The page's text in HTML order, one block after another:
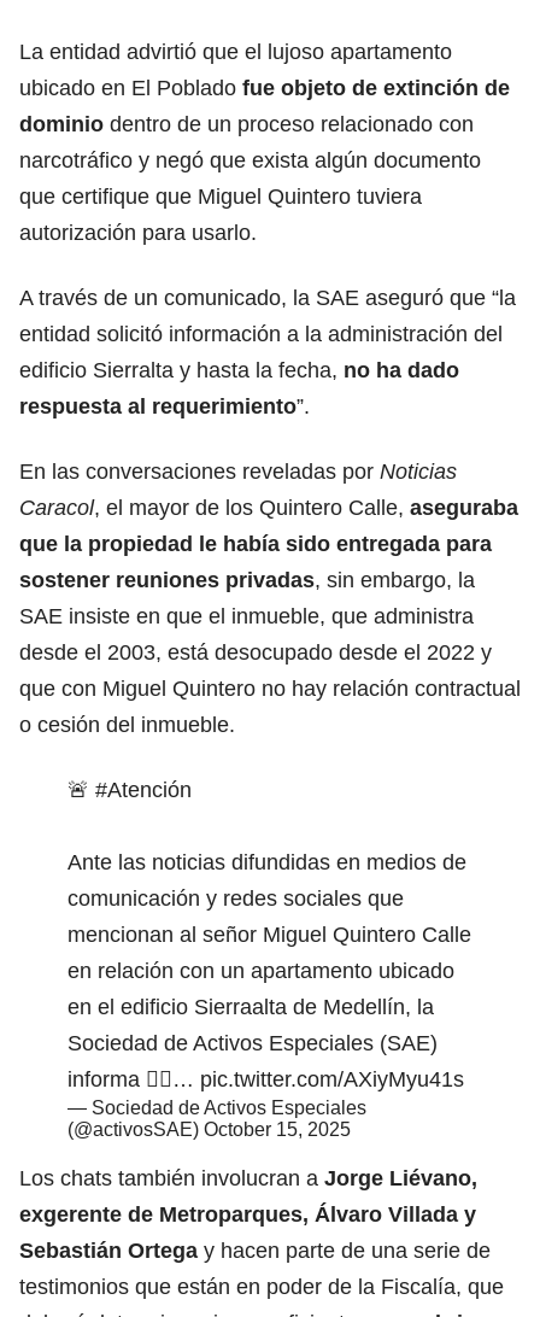
La entidad advirtió que el lujoso apartamento
ubicado en El Poblado fue objeto de extinción de
dominio dentro de un proceso relacionado con
narcotráfico y negó que exista algún documento
que certifique que Miguel Quintero tuviera
autorización para usarlo.
A través de un comunicado, la SAE aseguró que “la
entidad solicitó información a la administración del
edificio Sierralta y hasta la fecha, no ha dado
respuesta al requerimiento”.
En las conversaciones reveladas por Noticias
Caracol, el mayor de los Quintero Calle, aseguraba
que la propiedad le había sido entregada para
sostener reuniones privadas, sin embargo, la
SAE insiste en que el inmueble, que administra
desde el 2003, está desocupado desde el 2022 y
que con Miguel Quintero no hay relación contractual
o cesión del inmueble.
🚨 #Atención
Ante las noticias difundidas en medios de
comunicación y redes sociales que
mencionan al señor Miguel Quintero Calle
en relación con un apartamento ubicado
en el edificio Sierraalta de Medellín, la
Sociedad de Activos Especiales (SAE)
informa 👇🏽… pic.twitter.com/AXiyMyu41s
— Sociedad de Activos Especiales
(@activosSAE) October 15, 2025
Los chats también involucran a Jorge Liévano,
exgerente de Metroparques, Álvaro Villada y
Sebastián Ortega y hacen parte de una serie de
testimonios que están en poder de la Fiscalía, que